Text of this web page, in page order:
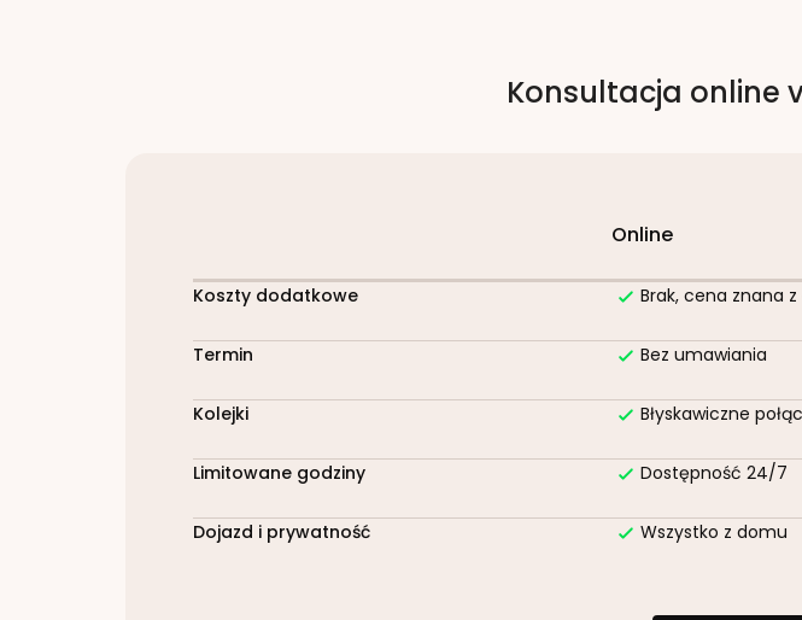
Konsultacja online
Online
Koszty dodatkowe Brak, cena znana
Termin Bez umawiania
Kolejki Błyskawiczne
Limitowane godziny Dostępność 24/7
Dojazd i prywatność Wszystko z domu